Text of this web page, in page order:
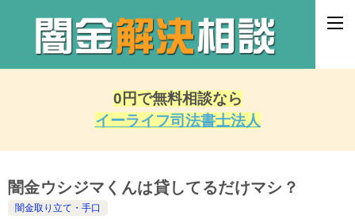
0円で無料相談なら
イーライフ司法書士法人
闇金ウシジマくんは貸してるだけマシ？
闇金取り立て・手口